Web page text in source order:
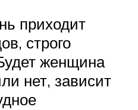
приходит
строго
женщина
нет, зависит